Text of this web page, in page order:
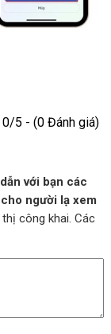
0/5 - (0 Đánh giá)
với bạn các
người lạ xem
công khai. Các